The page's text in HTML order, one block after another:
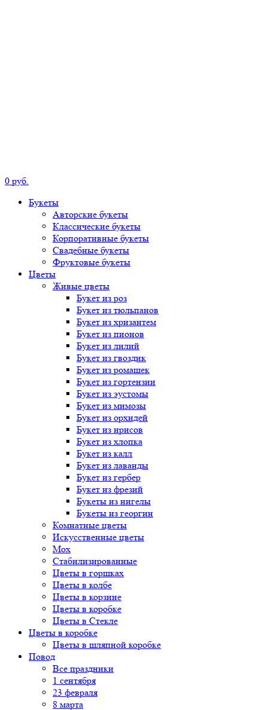
0 руб.
Букеты
Авторские букеты
Классические букеты
Корпоративные букеты
Свадебные букеты
Фруктовые букеты
Цветы
Живые цветы
Букет из роз
Букет из тюльпанов
Букет из хризантем
Букет из пионов
Букет из лилий
Букет из гвоздик
Букет из ромашек
Букет из гортензии
Букет из эустомы
Букет из мимозы
Букет из орхидей
Букет из ирисов
Букет из хлопка
Букет из калл
Букет из лаванды
Букет из гербер
Букет из фрезий
Букеты из нигелы
Букеты из георгин
Комнатные цветы
Искусственные цветы
Мох
Стабилизированные
Цветы в горшках
Цветы в колбе
Цветы в корзине
Цветы в коробке
Цветы в Стекле
Цветы в коробке
Цветы в шляпной коробке
Повод
Все праздники
1 сентября
23 февраля
8 марта